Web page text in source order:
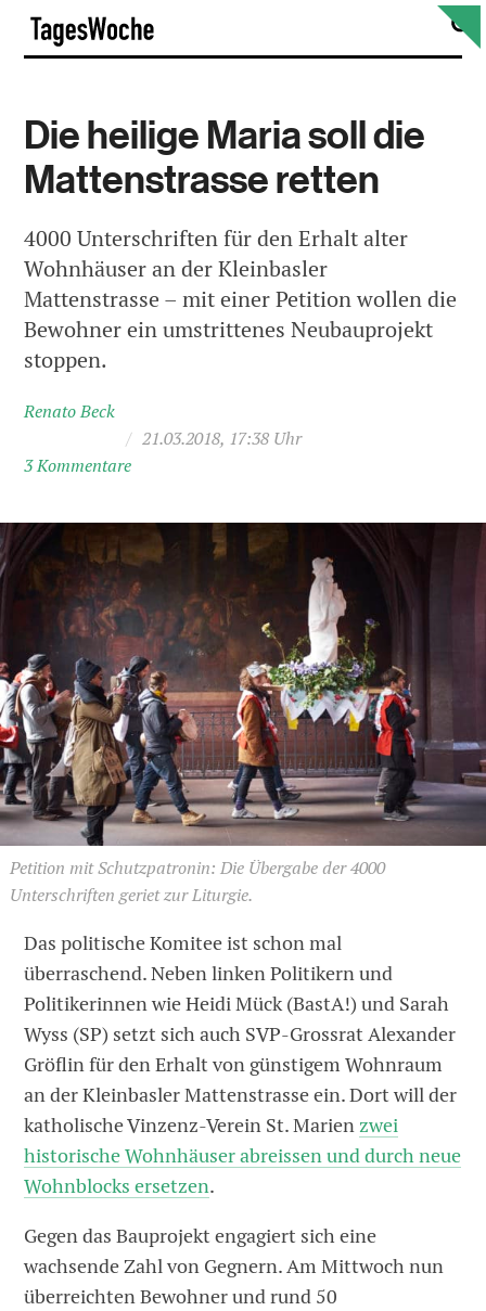
Skip
content
Die heilige Maria soll die
Mattenstrasse retten
4000 Unterschriften für den Erhalt alter
Wohnhäuser an der Kleinbasler
Mattenstrasse – mit einer Petition wollen die
Bewohner ein umstrittenes Neubauprojekt
stoppen.
Renato Beck
/ 21.03.2018, 17:38 Uhr
3 Kommentare
Petition mit Schutzpatronin: Die Übergabe der 4000
Unterschriften geriet zur Liturgie.
Das politische Komitee ist schon mal
überraschend. Neben linken Politikern und
Politikerinnen wie Heidi Mück (BastA!) und Sarah
Wyss (SP) setzt sich auch SVP-Grossrat Alexander
Gröflin für den Erhalt von günstigem Wohnraum
an der Kleinbasler Mattenstrasse ein. Dort will der
katholische Vinzenz-Verein St. Marienzwei
historische Wohnhäuser abreissen und durch neue
Wohnblocks ersetzen.
Gegen das Bauprojekt engagiert sich eine
wachsende Zahl von Gegnern. Am Mittwoch nun
überreichten Bewohner und rund 50